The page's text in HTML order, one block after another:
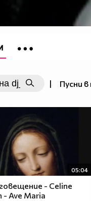
| Пусни
05:04
- Celine
- Ave Maria